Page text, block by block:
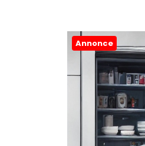
Annonce